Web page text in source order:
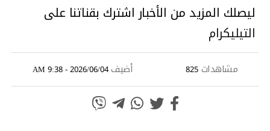
ليصلك المزيد من الأخبار اشترك بقناتنا على
التيليكرام
مشاهدات 825 أضيف2026/06/04 - 9:38 AM